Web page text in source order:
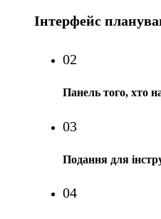
Інтерфейс
02
Панель того, хто
03
Подання для
04